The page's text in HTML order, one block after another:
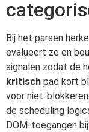
Bij het parsen
evalueert ze en
signalen zodat de
kritisch pad kort
voor niet-
de scheduling
DOM-toegangen